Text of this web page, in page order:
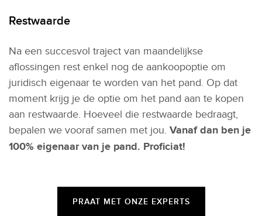
Restwaarde
Na een succesvol traject van maandelijkse
aflossingen rest enkel nog de aankoopoptie om
juridisch eigenaar te worden van het pand. Op dat
moment krijg je de optie om het pand aan te kopen
aan restwaarde. Hoeveel die restwaarde bedraagt,
bepalen we vooraf samen met jou. Vanaf dan ben je
100% eigenaar van je pand. Proficiat!
PRAAT MET ONZE EXPERTS